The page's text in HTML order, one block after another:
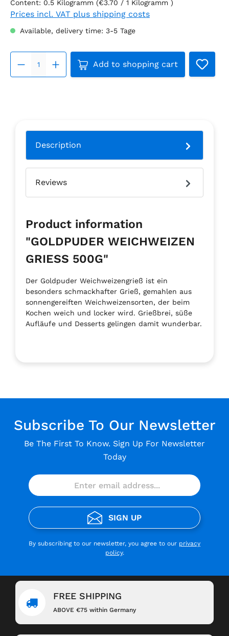
Content: 0.5 Kilogramm (€3.70 / 1 Kilogramm )
Prices incl. VAT plus shipping costs
Available, delivery time: 3-5 Tage
Product Quantity: Enter
Add to shopping cart
Description
Reviews
Product information
"GOLDPUDER WEICHWEIZEN
GRIESS 500G"
Der Goldpuder Weichweizengrieß ist ein
besonders schmackhafter Grieß, gemahlen aus
sonnengereiften Weichweizensorten, der beim
Kochen weich und locker wird. Grießbrei, süße
Aufläufe und Desserts gelingen damit wunderbar.
Subscribe To Our Newsletter
Be The First To Know. Sign Up For Newsletter
Today
SIGN UP
By subscribing to our newsletter, you agree to our privacy
policy.
FREE SHIPPING
ABOVE €75 within Germany